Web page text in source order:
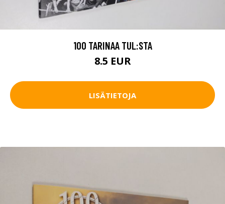
100 TARINAA TUL:STA
8.5 EUR
LISÄTIETOJA